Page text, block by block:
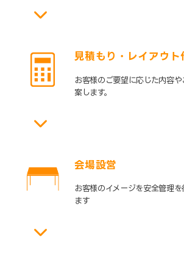
見積もり・レイアウト
お客様のご要望に応じた内容
案します。
会場設営
お客様のイメージを安全管理
ます